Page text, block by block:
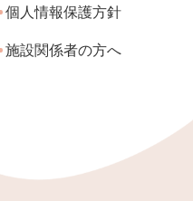
個人情報保護方針
施設関係者の方へ